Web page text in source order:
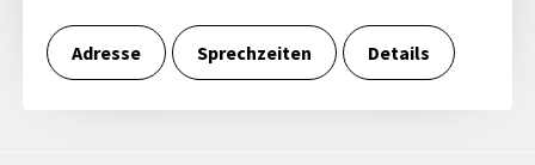
Adresse Sprechzeiten Details